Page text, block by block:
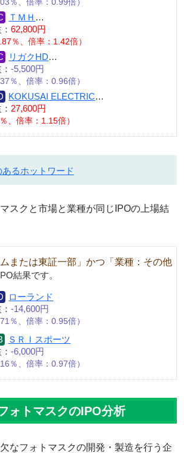
％、倍率：0.99倍）
ＴＭＨ …
62,800円
％、倍率：1.42倍）
リガクHD…
-5,500円
％、倍率：0.96倍）
KOKUSAI ELECTRIC…
27,600円
、倍率：1.15倍）
るホットワード
スクと市場と業種が同じIPOの上場結
ムまたは東証一部」かつ「業種：その他
結果です。
ローランド
-14,600円
％、倍率：0.95倍
ＳＲＩスポーツ
-6,000円
％、倍率：0.97倍
ォトマスクのIPO分析
なフォトマスクの開発・製造を行う企